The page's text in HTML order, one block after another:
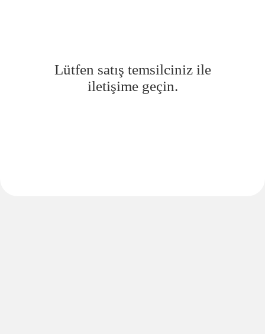
Lütfen satış temsilciniz ile
iletişime geçin.